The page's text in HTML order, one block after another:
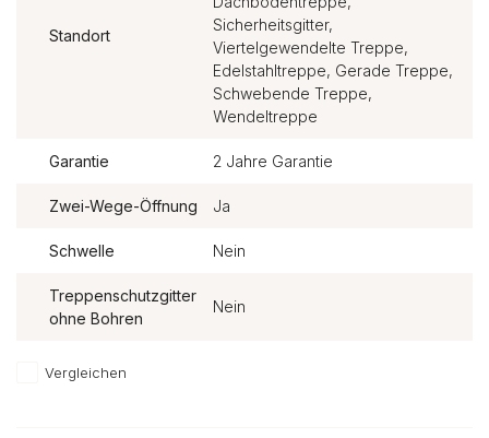
Standort
Sicherheitsgitter,
Viertelgewendelte Treppe,
Edelstahltreppe, Gerade Treppe,
Schwebende Treppe,
Wendeltreppe
Garantie 2 Jahre Garantie
Zwei-Wege-Öffnung Ja
Schwelle Nein
Treppenschutzgitter
ohne Bohren
Nein
Vergleichen